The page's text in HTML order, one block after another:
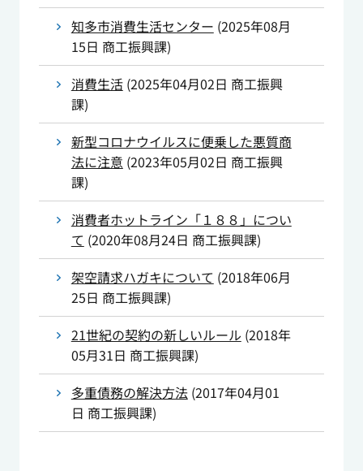
知多市消費生活センター (2025年08月
15日 商工振興課)
消費生活(2025年04月02日 商工振興
課)
新型コロナウイルスに便乗した悪質商
法に注意 (2023年05月02日 商工振興
課)
消費者ホットライン「１８８」につい
て (2020年08月24日 商工振興課)
架空請求ハガキについて (2018年06月
25日 商工振興課)
21世紀の契約の新しいルール (2018年
05月31日 商工振興課)
多重債務の解決方法(2017年04月01
日 商工振興課)